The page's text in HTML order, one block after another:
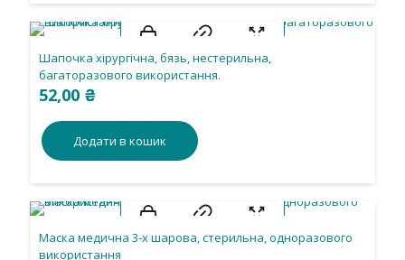
Шапочка хірургічна, бязь, нестерильна,
багаторазового використання.
52,00 ₴
Додати в кошик
Маска медична 3-х шарова, стерильна, одноразового
використання